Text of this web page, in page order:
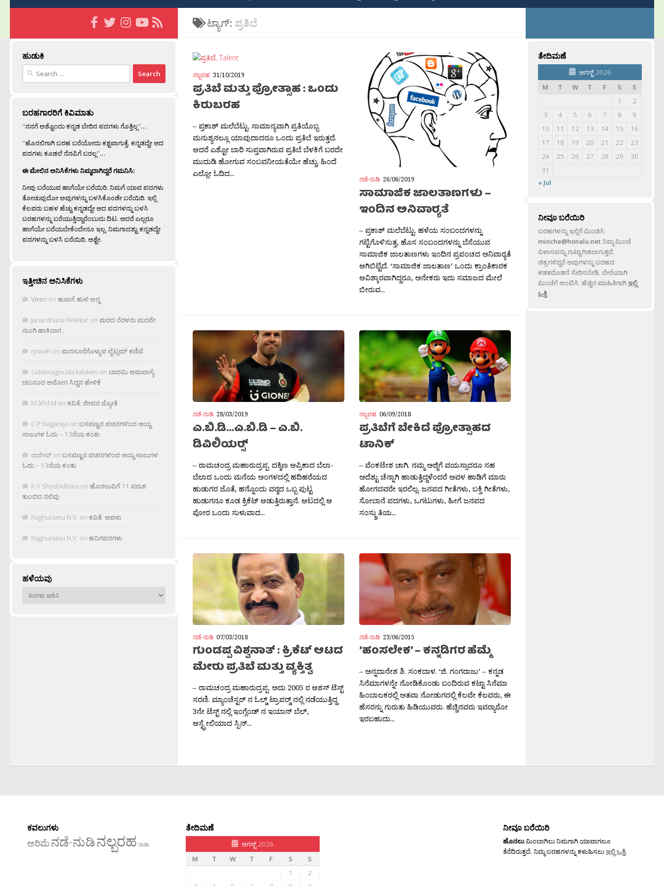
ಟ್ಯಾಗ್: ಪ್ರತಿಬೆ
ನಲ್ಬರಹ 31/10/2019
ಪ್ರತಿಬೆ ಮತ್ತು ಪ್ರೋತ್ಸಾಹ : ಒಂದು
ಕಿರುಬರಹ
– ಪ್ರಕಾಶ್‌ ಮಲೆಬೆಟ್ಟು. ಸಾಮಾನ್ಯವಾಗಿ ಪ್ರತಿಯೊಬ್ಬ
ಮನುಶ್ಯನಲ್ಲೂ ಯಾವುದಾದರೂ ಒಂದು ಪ್ರತಿಬೆ ಇರುತ್ತದೆ.
ಆದರೆ ಎಶ್ಟೋ ಬಾರಿ ಸುಪ್ತವಾಗಿರುವ ಪ್ರತಿಬೆ ಬೆಳಕಿಗೆ ಬರದೇ
ಮುದುಡಿ ಹೋಗುವ ಸಂಬವನೀಯತೆಯೇ ಹೆಚ್ಚು. ಹಿಂದೆ
ಎಲ್ಲೋ ಓದಿದ...
ನಡೆ-ನುಡಿ 26/06/2019
ಸಾಮಾಜಿಕ ಜಾಲತಾಣಗಳು –
ಇಂದಿನ ಅನಿವಾರ‍್ಯತೆ
– ಪ್ರಕಾಶ್ ಮಲೆಬೆಟ್ಟು. ಹಳೆಯ ಸಂಬಂದಗಳನ್ನು
ಗಟ್ಟಿಗೊಳಿಸುತ್ತ, ಹೊಸ ಸಂಬಂದಗಳನ್ನು ಬೆಸೆಯುವ
ಸಾಮಾಜಿಕ ಜಾಲತಾಣಗಳು ಇಂದಿನ ಪ್ರಪಂಚದ ಅನಿವಾರ‍್ಯತೆ
ಆಗಿಬಿಟ್ಟಿದೆ. ‘ಸಾಮಾಜಿಕ ಜಾಲತಾಣ’ ಒಂದು ಕ್ರಾಂತಿಕಾರಕ
ಆವಿಶ್ಕಾರವಾಗಿದ್ದರೂ, ಅನೇಕರು ಇದು ಸಮಾಜದ ಮೇಲೆ
ಬೀರುವ...
ನಡೆ-ನುಡಿ 28/03/2019
ಎ.ಬಿ.ಡಿ…ಎ.ಬಿ.ಡಿ – ಎ.ಬಿ.
ಡಿವಿಲಿಯರ‍್ಸ್
– ರಾಮಚಂದ್ರ ಮಹಾರುದ್ರಪ್ಪ. ದಕ್ಶಿಣ ಆಪ್ರಿಕಾದ ಬೆಲಾ-
ಬೆಲಾದ ಒಂದು ಮನೆಯ ಅಂಗಳದಲ್ಲಿ ಹದಿಹರೆಯದ
ಹುಡುಗರ ಜೊತೆ, ಹನ್ನೊಂದು ವರ‍್ಶದ ಒಬ್ಬ ಪುಟ್ಟ
ಹುಡುಗನೂ ಕೂಡ ಕ್ರಿಕೆಟ್ ಆಡುತ್ತಿರುತ್ತಾನೆ. ಆಟದಲ್ಲಿ ಆ
ಪೋರ ಒಂದು ಸುಳುವಾದ...
ನಲ್ಬರಹ 06/09/2018
ಪ್ರತಿಬೆಗೆ ಬೇಕಿದೆ ಪ್ರೋತ್ಸಾಹದ
ಟಾನಿಕ್
– ವೆಂಕಟೇಶ ಚಾಗಿ. ನಮ್ಮ ಅಜ್ಜಿಗೆ ವಯಸ್ಸಾದರೂ ಸಹ
ಅದೆಶ್ಟು ಚೆನ್ನಾಗಿ ಹಾಡುತ್ತಿದ್ದಳೆಂದರೆ ಅವಳ ಹಾಡಿಗೆ ಮಾರು
ಹೋಗದವರೇ ಇರಲಿಲ್ಲ. ಜನಪದ ಗೀತೆಗಳು, ಬಕ್ತಿ ಗೀತೆಗಳು,
ಸೋಬಾನೆ ಪದಗಳು, ಒಗಟುಗಳು, ಹೀಗೆ ಜನಪದ
ಸಂಸ್ಕ್ರುತಿಯ...
ನಡೆ-ನುಡಿ 07/03/2018
ಗುಂಡಪ್ಪ ವಿಶ್ವನಾತ್ : ಕ್ರಿಕೆಟ್ ಆಟದ
ಮೇರು ಪ್ರತಿಬೆ ಮತ್ತು ವ್ಯಕ್ತಿತ್ವ
– ರಾಮಚಂದ್ರ ಮಹಾರುದ್ರಪ್ಪ. ಅದು 2005 ರ ಆಶಸ್ ಟೆಸ್ಟ್
ಸರಣಿ. ಮ್ಯಾಂಚೆಸ್ಟರ್ ನ ಓಲ್ಡ್ ಟ್ರಾಪರ‍್ಡ್ ನಲ್ಲಿ ನಡೆಯುತ್ತಿದ್ದ
3ನೇ ಟೆಸ್ಟ್ ನಲ್ಲಿ ಇಂಗ್ಲೆಂಡ್ ನ ಇಯಾನ್ ಬೆಲ್,
ಆಸ್ಟ್ರೇಲಿಯಾದ ಸ್ಪಿನ್...
ನಡೆ-ನುಡಿ 23/06/2015
‘ಹಂಸಲೇಕ’ – ಕನ್ನಡಿಗರ ಹೆಮ್ಮೆ
– ಅನ್ನದಾನೇಶ ಶಿ. ಸಂಕದಾಳ. ‘ಜಿ. ಗಂಗರಾಜು’ – ಕನ್ನಡ
ಸಿನೆಮಾಗಳನ್ನೇ ನೋಡಿಕೊಂಡು ಬಂದಿರುವ ಕಟ್ಟಾ ಸಿನೆಮಾ
ಹಿಂಬಾಲಕರಲ್ಲಿ ಅತವಾ ನೋಡುಗರಲ್ಲಿ ಕೆಲವೇ ಕೆಲವರು, ಈ
ಹೆಸರನ್ನು ಗುರುತು ಹಿಡಿಯುವರು. ಹೆಚ್ಚಿನವರು ಇವರ‍್ಯಾರೋ
ಇರಬಹುದು...
ಹುಡುಕಿ
Search
ಬರಹಗಾರರಿಗೆ ಕಿವಿಮಾತು
“ನನಗೆ ಅಶ್ಟೊಂದು ಕನ್ನಡ ಬೇರಿನ ಪದಗಳು ಗೊತ್ತಿಲ್ಲ”…
“ಹೊನಲಿಗಾಗಿ ಬರಹ ಬರೆಯೋದು ಕಶ್ಟವಾಗುತ್ತೆ. ಕನ್ನಡದ್ದೇ ಆದ
ಪದಗಳು ಕೂಡಲೆ ನೆನಪಿಗೆ ಬರಲ್ಲ”…
ಈ ಮೇಲಿನ ಅನಿಸಿಕೆಗಳು ನಿಮ್ಮದಾಗಿದ್ದರೆ ಗಮನಿಸಿ:
ನೀವು ಬರೆಯುವ ಹಾಗೆಯೇ ಬರೆಯಿರಿ. ನಿಮಗೆ ಯಾವ ಪದಗಳು
ತೋಚುವುದೋ ಅವುಗಳನ್ನು ಬಳಸಿಕೊಂಡೇ ಬರೆಯಿರಿ. ಇಲ್ಲಿ
ಕೆಲವರು ಬಹಳ ಹೆಚ್ಚು ಕನ್ನಡದ್ದೇ ಆದ ಪದಗಳನ್ನು ಬಳಸಿ
ಬರಹಗಳನ್ನು ಬರೆಯುತ್ತಿದ್ದಾರೆಂಬುದು ದಿಟ. ಆದರೆ ಎಲ್ಲರೂ
ಹಾಗೆಯೇ ಬರೆಯಬೇಕೆಂದೇನೂ ಇಲ್ಲ. ನಿಮಗಾದಶ್ಟು ಕನ್ನಡದ್ದೇ
ಪದಗಳನ್ನು ಬಳಸಿ ಬರೆಯಿರಿ, ಅಶ್ಟೇ.
ಇತ್ತೀಚಿನ ಅನಿಸಿಕೆಗಳು
Viren on ಹುಣಸೆ ಹುಳಿ ಅನ್ನ
Janardhana Relekar on ಮರದ ನೆರಳನು ಮರವೇ
ನುಂಗಿ ಹಾಕಿದಾಗ…
rjnivah on ಮನಸೂರೆಗೊಳ್ಳುವ ಲೈಟ್ಲಮ್ ಕಣಿವೆ
Siddanagouda kalakeri on ಬಾದಮಿ ಅಮವಾಸ್ಯೆ:
ಚಬನೂರ ಅಮೋಗ ಸಿದ್ದನ ಹೇಳಿಕೆ
M âñd M on ಕವಿತೆ: ಜೀವನ ಜ್ಯೋತಿ
C.P.Nagaraja on ಬಸವಣ್ಣನ ವಚನಗಳಿಂದ ಆಯ್ದ
ಸಾಲುಗಳ ಓದು – 13ನೆಯ ಕಂತು
ರಾಜೀವ್ on ಬಸವಣ್ಣನ ವಚನಗಳಿಂದ ಆಯ್ದ ಸಾಲುಗಳ
ಓದು – 13ನೆಯ ಕಂತು
K.V Shashidhara on ಹೊನಲುವಿಗೆ 11 ವರುಶ
ತುಂಬಿದ ನಲಿವು
Raghuramu N.V. on ಕವಿತೆ: ಅವಳು
Raghuramu N.V. on ಹನಿಗವನಗಳು
ಹಳೆಯವು
ಹಳೆಯವು
ತೇದಿಮಣೆ
ಆಗಸ್ಟ್ 2026
M
T W T F S
S
1
2
3
4 5 6 7 8
9
10
11 12 13 14 15
16
17
18 19 20 21 22
23
24
25 26 27 28 29
30
31
« Jul
ನೀವೂ ಬರೆಯಿರಿ
ಬರಹಗಳನ್ನು ಇಲ್ಲಿಗೆ ಮಿಂಚಿಸಿ:
minche@honalu.netನಿಮ್ಮ ಮಿಂಚೆ
ವಿಳಾಸವನ್ನು ಗುಟ್ಟಾಗಿಡಲಾಗುತ್ತದೆ.
ಚಿತ್ರಗಳಿದ್ದರೆ ಅವುಗಳನ್ನು ಬರಹದ
ಕಡತದೊಡನೆ ಸೇರಿಸಬೇಡಿ, ಬೇರೆಯಾಗಿ
ಮಿಂಚೆಗೆ ಅಂಟಿಸಿ. ಹೆಚ್ಚಿನ ಮಾಹಿತಿಗಾಗಿಇಲ್ಲಿ
ಒತ್ತಿ.
ಕವಲುಗಳು
ಅರಿಮೆನಡೆ-ನುಡಿನಲ್ಬರಹ ನಾಡು
ತೇದಿಮಣೆ
ಆಗಸ್ಟ್ 2026
M
T W T F S
S
1
2
ನೀವೂ ಬರೆಯಿರಿ
ಹೊನಲುಮಿಂಬಾಗಿಲು ನಿಮಗಾಗಿ ಯಾವಾಗಲೂ
ತೆರೆದಿರುತ್ತದೆ. ನಿಮ್ಮ ಬರಹಗಳನ್ನು ಕಳುಹಿಸಲುಇಲ್ಲಿ ಒತ್ತಿ.